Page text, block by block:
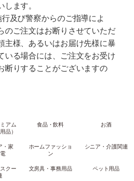
ます。
及び警察からのご指導によ
のご注文はお断りさせていただ
主様、あるいはお届け先様に暴
いる場合には、ご注文をお受け
断りすることがございますの
アム
品）
食品・飲料 お酒
・家
ホームファッショ
ン
シニア・介護関連
クー
文房具・事務用品 ペット用品